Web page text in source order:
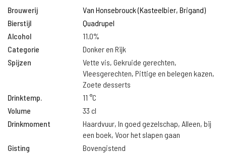
Brouwerij
Van Honsebrouck (Kasteelbier, Brigand)
Bierstijl
Quadrupel
Alcohol
11.0%
Categorie
Donker en Rijk
Spijzen
Vette vis, Gekruide gerechten,
Vleesgerechten, Pittige en belegen kazen,
Zoete desserts
Drinktemp.
11 °C
Volume
33 cl
Drinkmoment
Haardvuur, In goed gezelschap, Alleen, bij
een boek, Voor het slapen gaan
Gisting
Bovengistend